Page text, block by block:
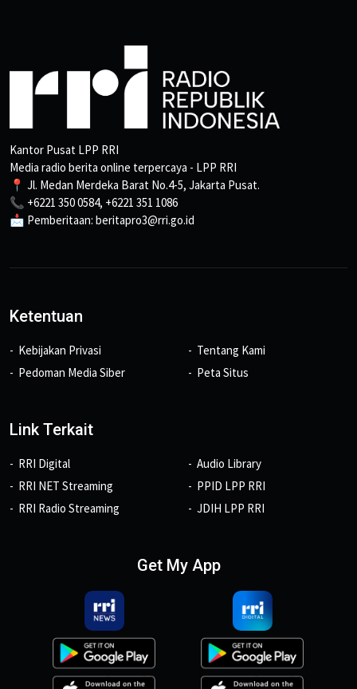
Kantor Pusat LPP RRI
Media radio berita online terpercaya - LPP RRI
📍 Jl. Medan Merdeka Barat No.4-5, Jakarta Pusat.
📞 +6221 350 0584, +6221 351 1086
📩 Pemberitaan: beritapro3@rri.go.id
Ketentuan
Kebijakan Privasi
Pedoman Media Siber
Tentang Kami
Peta Situs
Link Terkait
RRI Digital
RRI NET Streaming
RRI Radio Streaming
Audio Library
PPID LPP RRI
JDIH LPP RRI
Get My App